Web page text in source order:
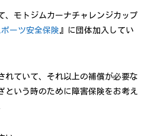
、モトジムカーナチャレンジカップ
ポーツ安全保険』に団体加入してい
れていて、それ以上の補償が必要な
という時のために障害保険をお考え